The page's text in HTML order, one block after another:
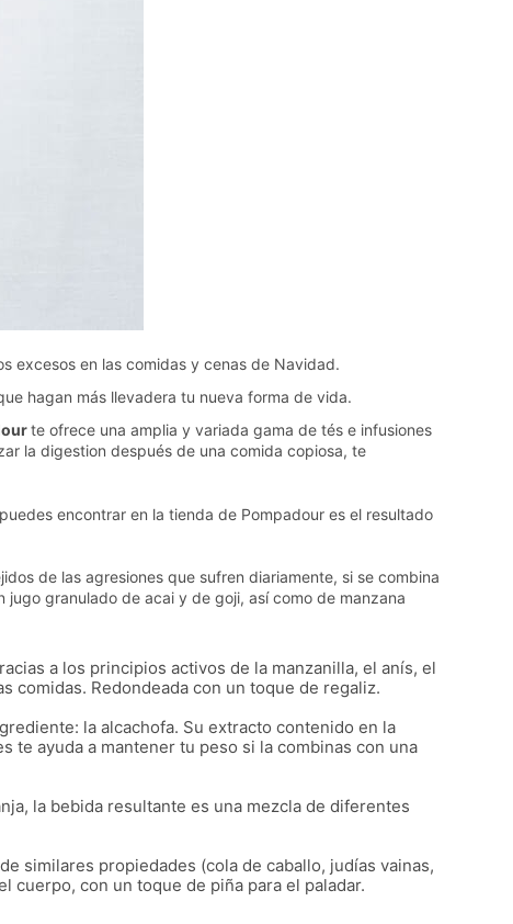
excesos en las comidas y cenas de Navidad.
hagan más llevadera tu nueva forma de vida.
te ofrece una amplia y variada gama de tés e infusiones
la digestion después de una comida copiosa, te
encontrar en la tienda de Pompadour es el resultado
de las agresiones que sufren diariamente, si se combina
granulado de acai y de goji, así como de manzana
a los principios activos de la manzanilla, el anís, el
comidas. Redondeada con un toque de regaliz.
la alcachofa. Su extracto contenido en la
te ayuda a mantener tu peso si la combinas con una
la bebida resultante es una mezcla de diferentes
similares propiedades (cola de caballo, judías vainas,
cuerpo, con un toque de piña para el paladar.